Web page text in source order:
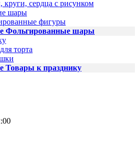
круги, сердца с рисунком
шары
фигуры
Фольгированные шары
торта
Товары к празднику